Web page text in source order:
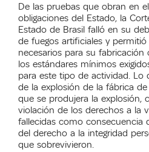
De las pruebas que obran en
obligaciones del Estado, la
Estado de Brasil falló en su
de fuegos artificiales y
necesarios para su
los estándares mínimos
para este tipo de actividad. Lo
de la explosión de la fábrica
que se produjera la explosión,
violación de los derechos a la
fallecidas como consecuencia
del derecho a la integridad
que sobrevivieron.